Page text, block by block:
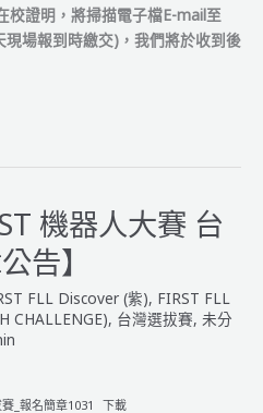
校證明，將掃描電子檔E-mail至
場報到時繳交)，我們將於收到後
機器人大賽 台
告】
FLL Discover (紫), FIRST FLL
CHALLENGE), 台灣選拔賽, 未分
_報名簡章1031
下載